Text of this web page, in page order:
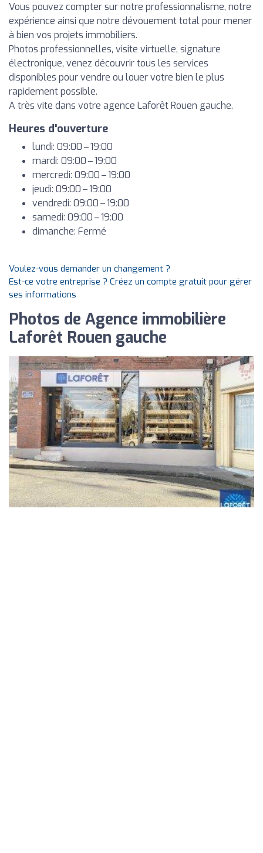
Vous pouvez compter sur notre professionnalisme, notre
expérience ainsi que notre dévouement total pour mener
à bien vos projets immobiliers.
Photos professionnelles, visite virtuelle, signature
électronique, venez découvrir tous les services
disponibles pour vendre ou louer votre bien le plus
rapidement possible.
A très vite dans votre agence Laforêt Rouen gauche.
Heures d'ouverture
lundi: 09:00 – 19:00
mardi: 09:00 – 19:00
mercredi: 09:00 – 19:00
jeudi: 09:00 – 19:00
vendredi: 09:00 – 19:00
samedi: 09:00 – 19:00
dimanche: Fermé
Voulez-vous demander un changement ?
Est-ce votre entreprise ? Créez un compte gratuit pour gérer
ses informations
Photos de Agence immobilière
Laforêt Rouen gauche